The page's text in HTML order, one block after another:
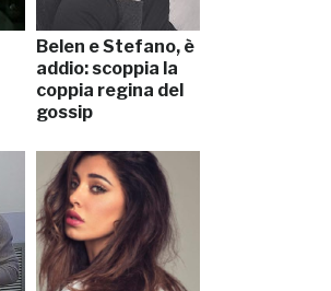
Belen e Stefano, è
addio: scoppia la
coppia regina del
gossip